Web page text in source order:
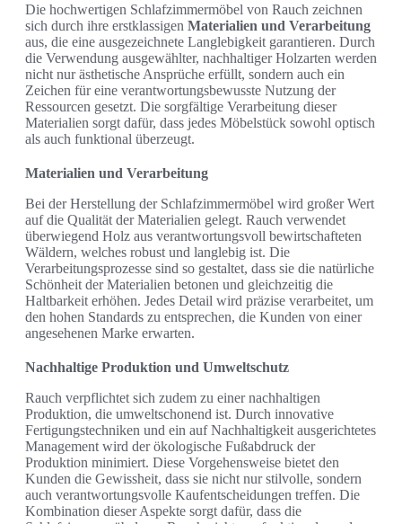
Die hochwertigen Schlafzimmermöbel von Rauch zeichnen
sich durch ihre erstklassigen Materialien und Verarbeitung
aus, die eine ausgezeichnete Langlebigkeit garantieren. Durch
die Verwendung ausgewählter, nachhaltiger Holzarten werden
nicht nur ästhetische Ansprüche erfüllt, sondern auch ein
Zeichen für eine verantwortungsbewusste Nutzung der
Ressourcen gesetzt. Die sorgfältige Verarbeitung dieser
Materialien sorgt dafür, dass jedes Möbelstück sowohl optisch
als auch funktional überzeugt.
Materialien und Verarbeitung
Bei der Herstellung der Schlafzimmermöbel wird großer Wert
auf die Qualität der Materialien gelegt. Rauch verwendet
überwiegend Holz aus verantwortungsvoll bewirtschafteten
Wäldern, welches robust und langlebig ist. Die
Verarbeitungsprozesse sind so gestaltet, dass sie die natürliche
Schönheit der Materialien betonen und gleichzeitig die
Haltbarkeit erhöhen. Jedes Detail wird präzise verarbeitet, um
den hohen Standards zu entsprechen, die Kunden von einer
angesehenen Marke erwarten.
Nachhaltige Produktion und Umweltschutz
Rauch verpflichtet sich zudem zu einer nachhaltigen
Produktion, die umweltschonend ist. Durch innovative
Fertigungstechniken und ein auf Nachhaltigkeit ausgerichtetes
Management wird der ökologische Fußabdruck der
Produktion minimiert. Diese Vorgehensweise bietet den
Kunden die Gewissheit, dass sie nicht nur stilvolle, sondern
auch verantwortungsvolle Kaufentscheidungen treffen. Die
Kombination dieser Aspekte sorgt dafür, dass die